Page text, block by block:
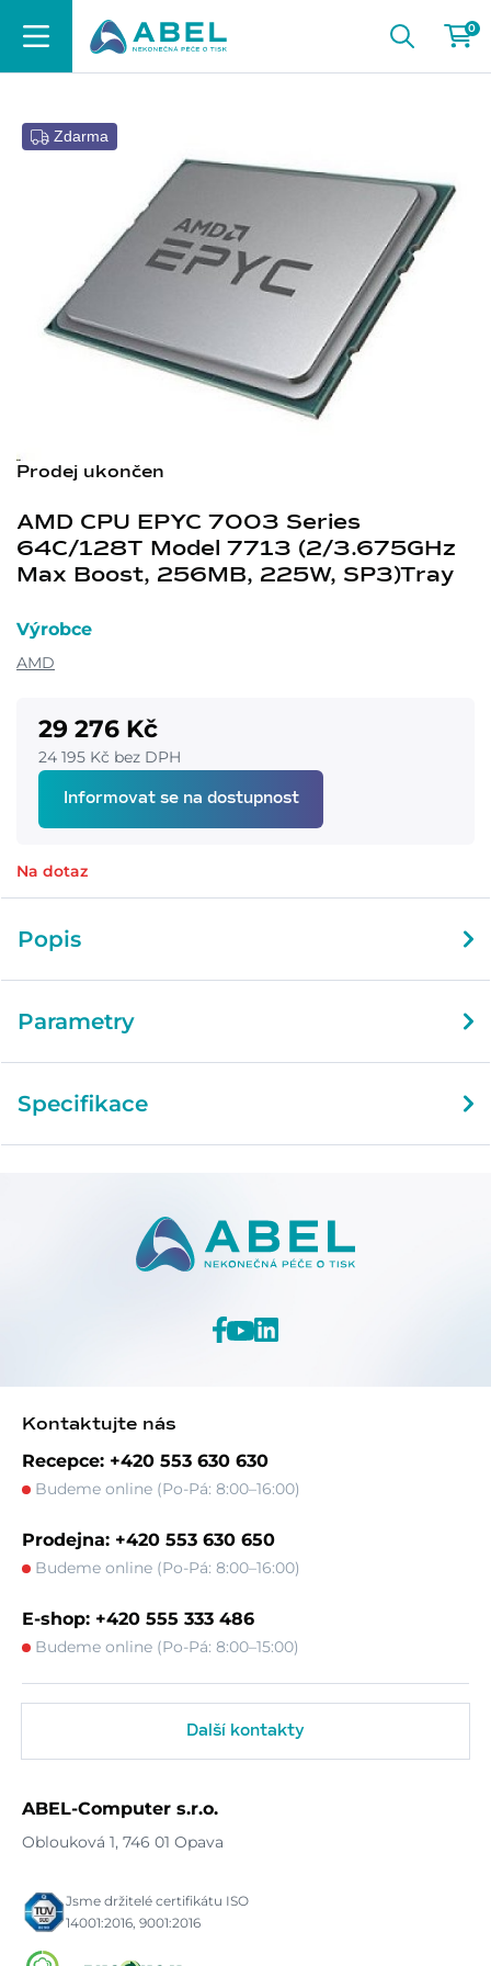
0
Zdarma
Prodej ukončen
AMD CPU EPYC 7003 Series
64C/128T Model 7713 (2/3.675GHz
Max Boost, 256MB, 225W, SP3)Tray
Výrobce
AMD
29 276 Kč
24 195 Kč bez DPH
Informovat se na dostupnost
Na dotaz
Popis
Parametry
Specifikace
Kontaktujte nás
Recepce: +420 553 630 630
Budeme online (Po-Pá: 8:00–16:00)
Prodejna: +420 553 630 650
Budeme online (Po-Pá: 8:00–16:00)
E-shop: +420 555 333 486
Budeme online (Po-Pá: 8:00–15:00)
Další kontakty
ABEL-Computer s.r.o.
Oblouková 1, 746 01 Opava
Jsme držitelé certifikátu ISO
14001:2016, 9001:2016